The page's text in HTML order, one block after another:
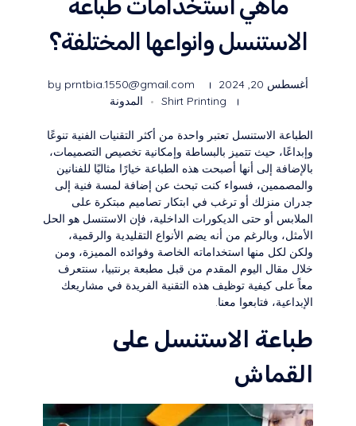
ماهي استخدامات طباعة
الاستنسل وانواعها المختلفة؟
أغسطس 20, 2024 by prntbia.1550@gmail.com
Shirt Printing
المدونة
الطباعة الاستنسل تعتبر واحدة من أكثر التقنيات الفنية تنوعًا
وإبداعًا، حيث تتميز بالبساطة وإمكانية تخصيص التصميمات،
بالإضافة إلى أنها أصبحت هذه الطباعة خيارًا مثاليًا للفنانين
والمصممين، فسواء كنت تبحث عن إضافة لمسة فنية إلى
جدران منزلك أو ترغب في ابتكار تصاميم مبتكرة على
الملابس أو حتى الديكورات الداخلية، فإن الاستنسل هو الحل
الأمثل، وبالرغم من أنه يضم الأنواع التقليدية والرقمية،
ولكن لكل منها استخداماته الخاصة وفوائده المميزة، ومن
خلال مقال اليوم المقدم من قبل مطبعة برنتبيا، سنتعرف
معاً على كيفية توظيف هذه التقنية الفريدة في مشاريعك
الإبداعية، فتابعوا معنا.
طباعة الاستنسل على
القماش